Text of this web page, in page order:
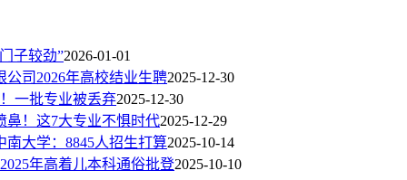
子较劲”2026-01-01
公司2026年高校结业生聘2025-12-30
一批专业被丢弃2025-12-30
鼻！这7大专业不惧时代2025-12-29
南大学：8845人招生打算2025-10-14
年高着儿本科通俗批登2025-10-10